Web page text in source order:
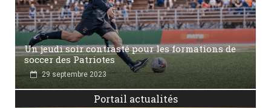
Un jeudi soir contrasté pour les formations de
soccer des Patriotes
29 septembre 2023
Portail actualités